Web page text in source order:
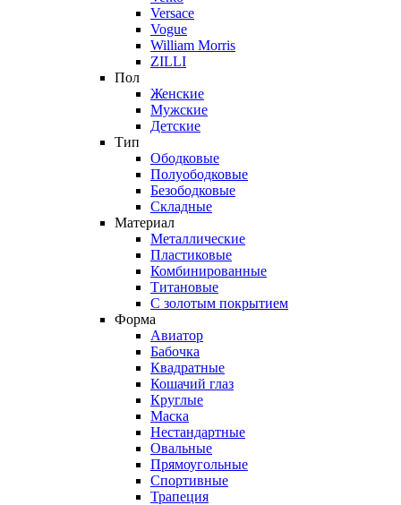
Versace
Vogue
William Morris
ZILLI
Пол
Женские
Мужские
Детские
Тип
Ободковые
Полуободковые
Безободковые
Складные
Материал
Металлические
Пластиковые
Комбинированные
Титановые
С золотым покрытием
Форма
Авиатор
Бабочка
Квадратные
Кошачий глаз
Круглые
Маска
Нестандартные
Овальные
Прямоугольные
Спортивные
Трапеция